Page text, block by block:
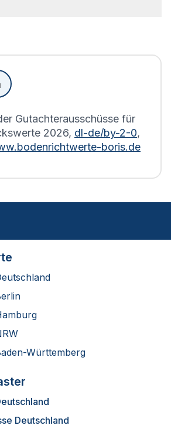
in Utzedel befinden, wird die
auf Basis des
entsprechenden Jahres
Gutachterausschüsse für
2026, dl-de/by-2-0,
boris.de
Württemberg
Deutschland